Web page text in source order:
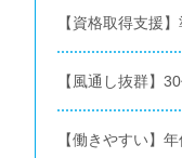
【資格取得支援
【風通し抜群】
【働きやすい】